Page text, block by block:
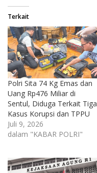
Terkait
Polri Sita 74 Kg Emas dan
Uang Rp476 Miliar di
Sentul, Diduga Terkait Tiga
Kasus Korupsi dan TPPU
Juli 9, 2026
dalam "KABAR POLRI"